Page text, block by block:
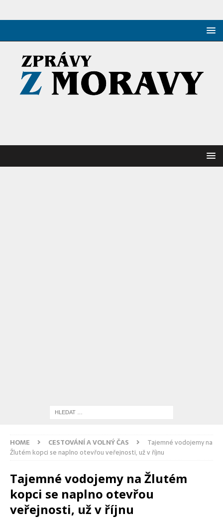
HOME CESTOVÁNÍ A VOLNÝ ČAS
Tajemné vodojemy na
Žlutém kopci se naplno otevřou veřejnosti, už v říjnu
Tajemné vodojemy na Žlutém
kopci se naplno otevřou
veřejnosti, už v říjnu